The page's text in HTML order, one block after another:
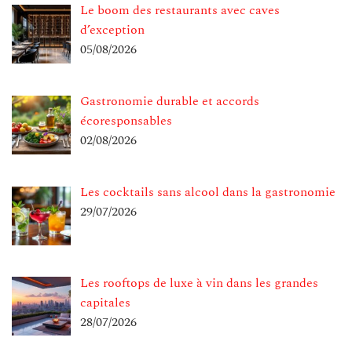
Le boom des restaurants avec caves
d’exception
05/08/2026
Gastronomie durable et accords
écoresponsables
02/08/2026
Les cocktails sans alcool dans la gastronomie
29/07/2026
Les rooftops de luxe à vin dans les grandes
capitales
28/07/2026